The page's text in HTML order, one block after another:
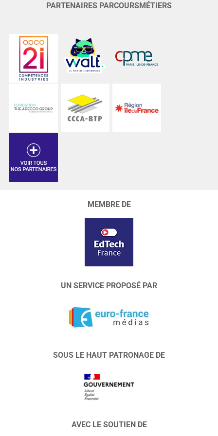
PARTENAIRES PARCOURSMÉTIERS
MEMBRE DE
UN SERVICE PROPOSÉ PAR
SOUS LE HAUT PATRONAGE DE
AVEC LE SOUTIEN DE